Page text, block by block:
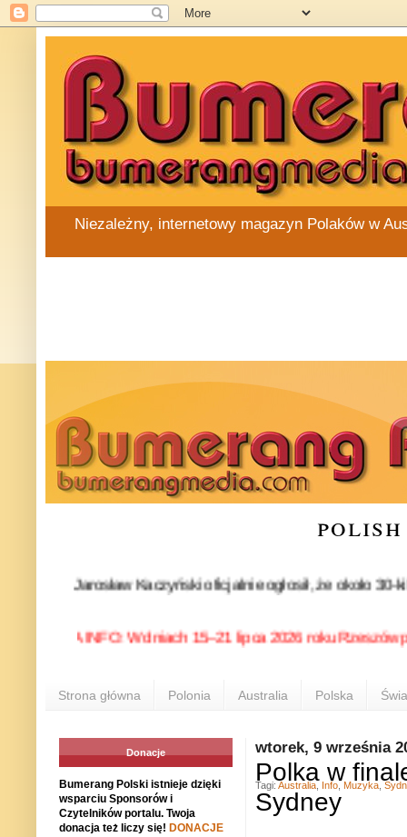
Niezależny, internetowy magazyn Polaków w
Jarosław Kaczyński oficjalnie ogłosił, że około 30-
INFO: W dniach 15–21 lipca 2026 roku Rzeszów
Strona główna Polonia Australia Polska
wtorek, 9 września
Polka w
Sydney
Tagi: Australia Info Muzyka
Donacje
Bumerang Polski istnieje dzięki
wsparciu Sponsorów i
Czytelników portalu. Twoja
donacja też liczy się! DONACJE